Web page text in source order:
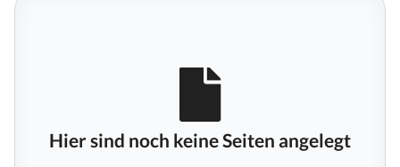
Hier sind noch keine Seiten angelegt